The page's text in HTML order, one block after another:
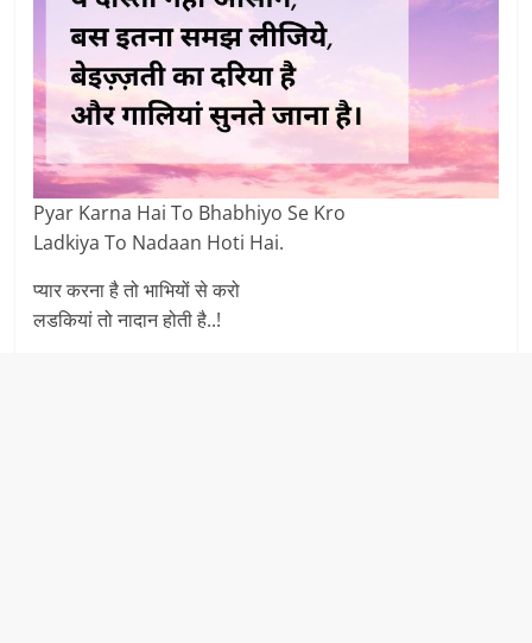
Pyar Karna Hai To Bhabhiyo Se Kro
Ladkiya To Nadaan Hoti Hai.
प्यार करना है तो भाभियों से करो
लडकियां तो नादान होती है..!